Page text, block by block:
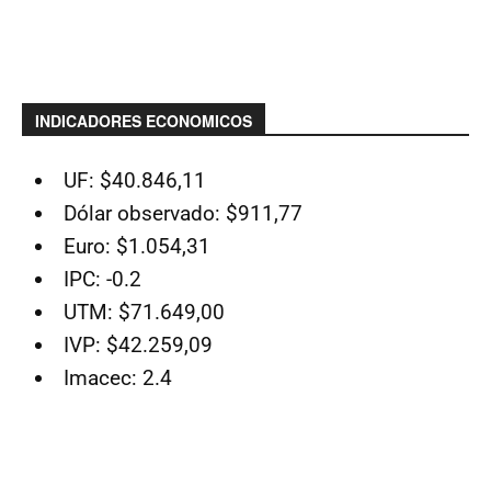
INDICADORES ECONOMICOS
UF: $40.846,11
Dólar observado: $911,77
Euro: $1.054,31
IPC: -0.2
UTM: $71.649,00
IVP: $42.259,09
Imacec: 2.4